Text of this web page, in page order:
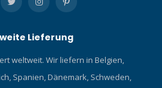
Lieferung
weltweit. Wir liefern in Belgien,
Spanien, Dänemark, Schweden,